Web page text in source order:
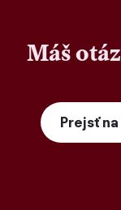
Máš
Prejsť